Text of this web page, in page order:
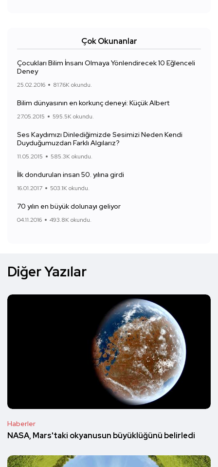
Çok Okunanlar
Çocukları Bilim İnsanı Olmaya Yönlendirecek 10 Eğlenceli
Deney
25.02.2016 817.6K okundu.
Bilim dünyasının en korkunç deneyi: Küçük Albert
27.05.2015 595.5K okundu.
Ses Kaydımızı Dinlediğimizde Sesimizi Neden Kendi
Duyduğumuzdan Farklı Algılarız?
11.05.2015 585.3K okundu.
İlk dondurulan insan 50. yılına girdi
16.01.2017 503.1K okundu.
70 yılın en büyük dolunayı geliyor
04.11.2016 493.8K okundu.
Diğer Yazılar
Haberler
NASA, Mars'taki okyanusun büyüklüğünü belirledi